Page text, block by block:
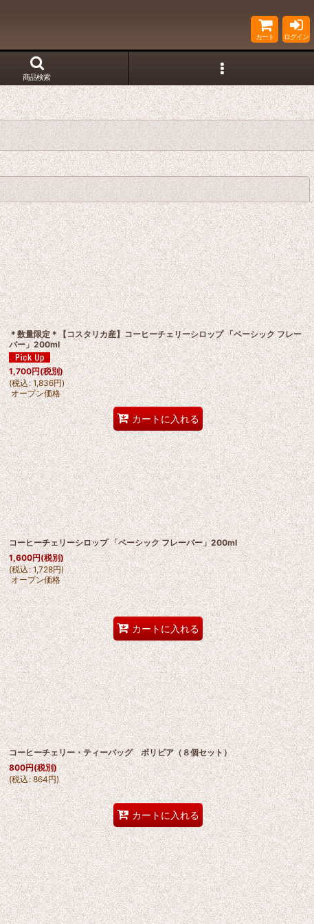
カート ログイン
商品検索
閉じる
＊数量限定＊【コスタリカ産】コーヒーチェリーシロップ 「ベーシック フレー
バー」200ml
1,700円(税別)
(税込: 1,836円)
オープン価格
カートに入れる
コーヒーチェリーシロップ 「ベーシック フレーバー」200ml
1,600円(税別)
(税込: 1,728円)
オープン価格
カートに入れる
コーヒーチェリー・ティーバッグ ボリビア（８個セット）
800円(税別)
(税込: 864円)
カートに入れる